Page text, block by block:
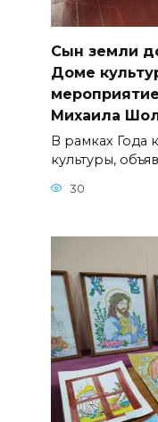
Сын земли
Доме
Михаила
В рамках Года
культуры,
30